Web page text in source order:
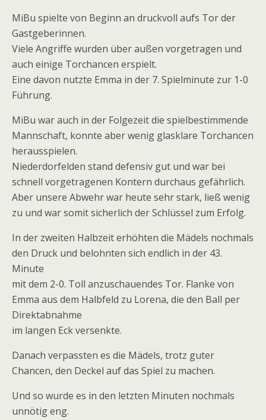
MiBu spielte von Beginn an druckvoll aufs Tor der
Gastgeberinnen.
Viele Angriffe wurden über außen vorgetragen und
auch einige Torchancen erspielt.
Eine davon nutzte Emma in der 7. Spielminute zur 1-0
Führung.
MiBu war auch in der Folgezeit die spielbestimmende
Mannschaft, konnte aber wenig glasklare Torchancen
herausspielen.
Niederdorfelden stand defensiv gut und war bei
schnell vorgetragenen Kontern durchaus gefährlich.
Aber unsere Abwehr war heute sehr stark, ließ wenig
zu und war somit sicherlich der Schlüssel zum Erfolg.
In der zweiten Halbzeit erhöhten die Mädels nochmals
den Druck und belohnten sich endlich in der 43.
Minute
mit dem 2-0. Toll anzuschauendes Tor. Flanke von
Emma aus dem Halbfeld zu Lorena, die den Ball per
Direktabnahme
im langen Eck versenkte.
Danach verpassten es die Mädels, trotz guter
Chancen, den Deckel auf das Spiel zu machen.
Und so wurde es in den letzten Minuten nochmals
unnötig eng.